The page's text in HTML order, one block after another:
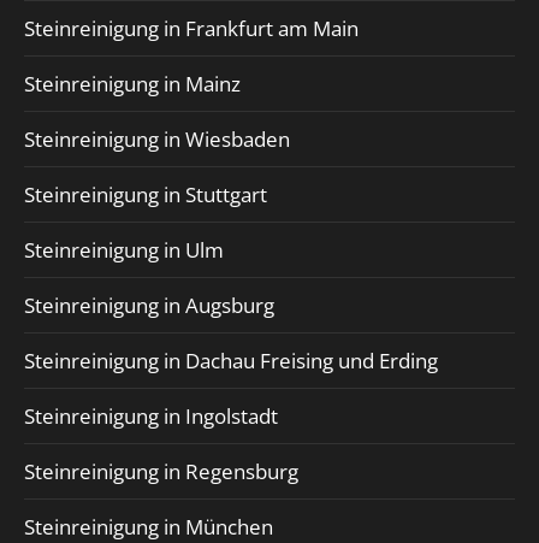
Steinreinigung in Frankfurt am Main
Steinreinigung in Mainz
Steinreinigung in Wiesbaden
Steinreinigung in Stuttgart
Steinreinigung in Ulm
Steinreinigung in Augsburg
Steinreinigung in Dachau Freising und Erding
Steinreinigung in Ingolstadt
Steinreinigung in Regensburg
Steinreinigung in München